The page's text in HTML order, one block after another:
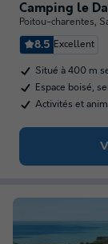
Camping le
Poitou-charentes,
8.5 Excellent
Situé à 400 m
Espace boisé,
Activités et